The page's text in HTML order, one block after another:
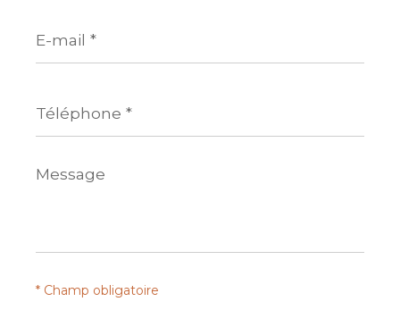
mail
*
*
Message
*
* Champ obligatoire